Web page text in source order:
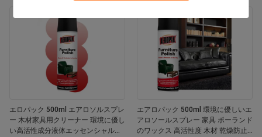
エロパック 500ml エアロソルスプレ
ー 木材家具用クリーナー 環境に優し
い高活性成分液体エッセンシャルオ
エアロパック 500ml 環境に優しいエ
アロソールスプレー 家具 ポーランド
のワックス 高活性度 木材 乾燥防止